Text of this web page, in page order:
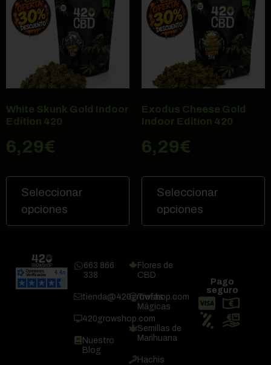
White Skunk Gold Indoor
Edition 420
6,29€
Seleccionar
opciones
Exodus Cheese Gold
Indoor Edition 420
6,29€
Seleccionar
opciones
663 866
338
tienda@420growshop.com
420growshop.com
Nuestro
Blog
Flores de
CBD
Trufas
Mágicas
Semillas de
Marihuana
Hachis
Pago
seguro